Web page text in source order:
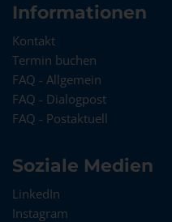
Informationen
Kontakt
Termin buchen
FAQ - Allgemein
FAQ - Dialogpost
FAQ - Postaktuell
Soziale Medien
LinkedIn
Instagram